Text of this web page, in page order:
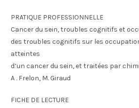
PRATIQUE PROFESSIONNELLE
Cancer du sein, troubles cognitifs et
des troubles cognitifs sur les
atteintes
d’un cancer du sein, et traitées par
A . Frelon, M. Giraud
FICHE DE LECTURE